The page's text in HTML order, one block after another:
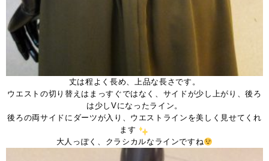
丈は程よく長め、上品な長さです。
ウエストの切り替えはまっすぐではなく、サイドが少し上がり、後ろ
は少しVになったライン。
後ろの両サイドにダーツが入り、ウエストラインを美しく見せてくれ
ます
大人っぽく、クラシカルなラインですね